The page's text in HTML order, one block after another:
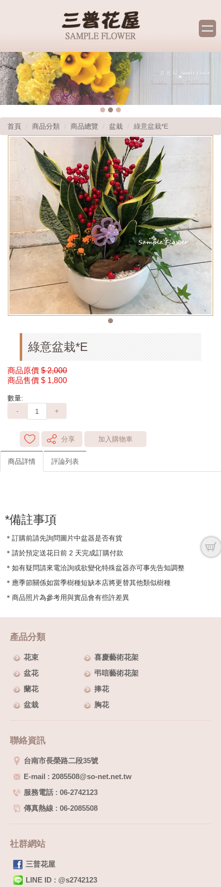
首頁 商品分類 商品總覽 盆栽 綠意盆栽*E
綠意盆栽*E
商品原價 $ 2,000
商品售價 $ 1,800
數量:
-
+
分享 加入購物車
商品詳情 評論列表
*備註事項
＊訂購前請先詢問圖片中盆器是否有貨
＊請於預定送花日前 2 天完成訂購付款
＊如有疑問請來電洽詢或欲變化特殊盆器亦可事先告知調整
＊應季節關係如當季樹種短缺本店將更替其他類似樹種
＊商品照片為參考用與實品會有些許差異
產品分類
花束
盆花
蘭花
盆栽
喜慶藝術花架
弔唁藝術花架
捧花
胸花
聯絡資訊
台南市長榮路二段35號
E-mail : 2085508@so-net.net.tw
服務電話 : 06-2742123
傳真熱線 : 06-2085508
社群網站
三普花屋
LINE ID : @s2742123